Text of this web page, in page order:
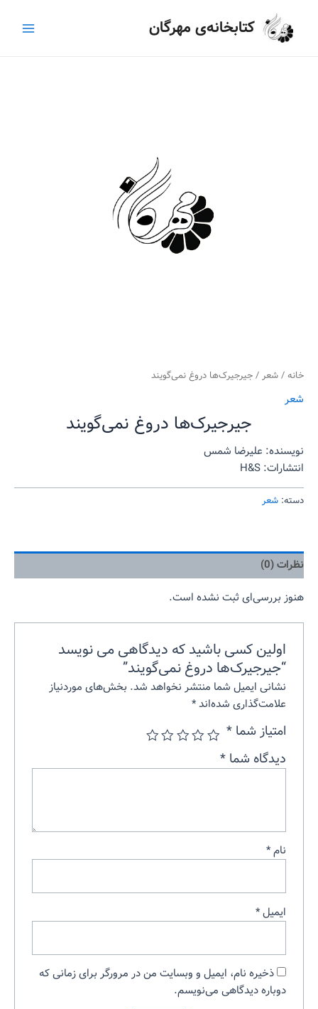
کتابخانه‌ی مهرگان
Menu
خانه/شعر / جیرجیرک‌ها دروغ نمی‌گویند
شعر
جیرجیرک‌ها دروغ نمی‌گویند
نویسنده: علیرضا شمس
انتشارات: H&S
دسته: شعر
نظرات (0)
هنوز بررسی‌ای ثبت نشده است.
اولین کسی باشید که دیدگاهی می نویسد
“جیرجیرک‌ها دروغ نمی‌گویند”
نشانی ایمیل شما منتشر نخواهد شد. بخش‌های موردنیاز
علامت‌گذاری شده‌اند*
امتیاز شما*
دیدگاه شما*
نام*
ایمیل*
ذخیره نام، ایمیل و وبسایت من در مرورگر برای زمانی که
دوباره دیدگاهی می‌نویسم.